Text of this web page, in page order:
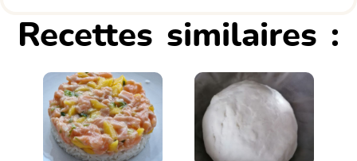
Recettes similaires :